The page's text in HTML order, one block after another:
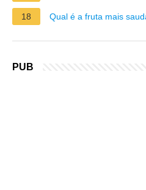
18 Qual é a fruta mais
PUB